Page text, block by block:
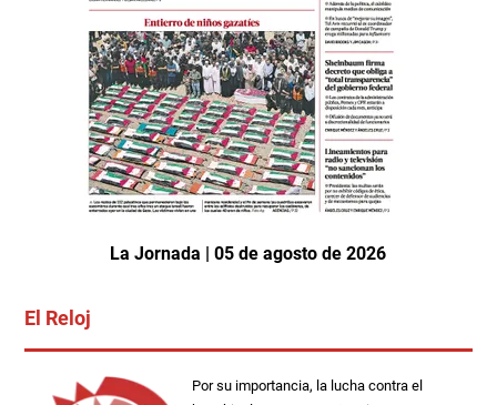
La Jornada | 05 de agosto de 2026
El Reloj
Por su importancia, la lucha contra el